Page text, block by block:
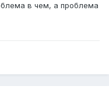
в чем, а проблема